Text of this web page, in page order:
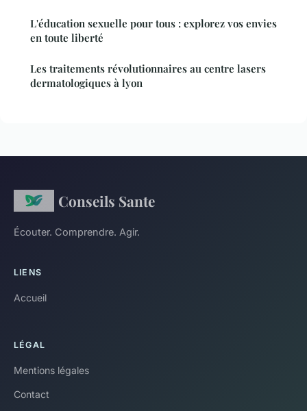
L'éducation sexuelle pour tous : explorez vos envies
en toute liberté
Les traitements révolutionnaires au centre lasers
dermatologiques à lyon
Conseils Sante
Écouter. Comprendre. Agir.
LIENS
Accueil
LÉGAL
Mentions légales
Contact